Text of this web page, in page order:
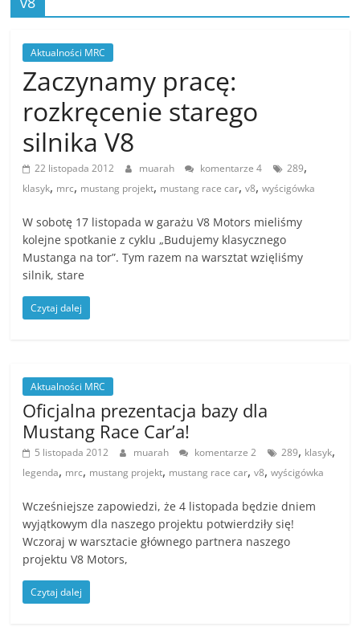
Stowarzyszenia
Klub
Polska
MKP
miłośników
amerykańskiej
motoryzacji
Aktualności MRC
Zaczynamy pracę:
rozkręcenie starego
silnika V8
22 listopada 2012 muarah komentarze 4 289,
klasyk, mrc, mustang projekt, mustang race car,v8,wyścigówka
W sobotę 17 listopada w garażu V8 Motors mieliśmy
kolejne spotkanie z cyklu „Budujemy klasycznego
Mustanga na tor”. Tym razem na warsztat wzięliśmy
silnik, stare
Czytaj dalej
Aktualności MRC
Oficjalna prezentacja bazy dla
Mustang Race Car’a!
5 listopada 2012 muarah komentarze 2 289, klasyk,
legenda, mrc, mustang projekt, mustang race car,v8,wyścigówka
Wcześniejsze zapowiedzi, że 4 listopada będzie dniem
wyjątkowym dla naszego projektu potwierdziły się!
Wczoraj w warsztacie głównego partnera naszego
projektu V8 Motors,
Czytaj dalej